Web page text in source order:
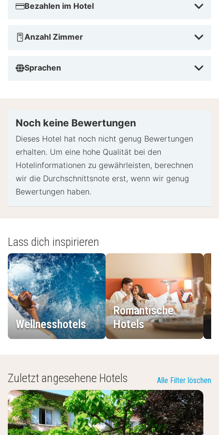
Bezahlen im Hotel
Anzahl Zimmer
Sprachen
Noch keine Bewertungen
Dieses Hotel hat noch nicht genug Bewertungen
erhalten. Um eine hohe Qualität bei den
Hotelinformationen zu gewährleisten, berechnen
wir die Durchschnittsnote erst, wenn wir genug
Bewertungen haben.
Lass dich inspirieren
Wellnesshotels
Romantische
Hotels
Zuletzt angesehene Hotels Alle Filter löschen